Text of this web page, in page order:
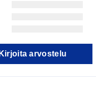
Kirjoita arvostelu